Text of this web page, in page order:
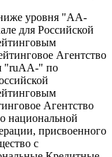
уровня "AA-
для Российской
Агентство
"ruAA-" по
Агентство
национальной
присвоенного
с